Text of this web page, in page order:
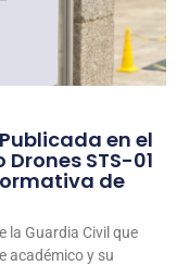
en el
STS-01
de
la Guardia Civil que
académico y su